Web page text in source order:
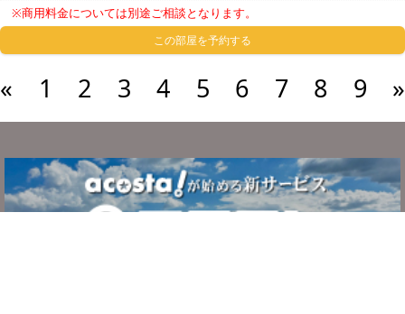
※商用料金については別途ご相談となります。
この部屋を予約する
« 1 2 3 4 5 6 7 8 9 »